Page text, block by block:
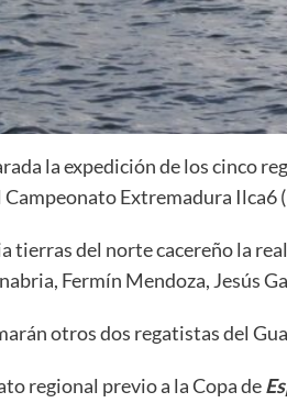
la expedición de los cinco
Extremadura Ilca6
tierras del norte cacereño la
Fermín Mendoza, Jesús
otros dos regatistas del
regional previo a la Copa de